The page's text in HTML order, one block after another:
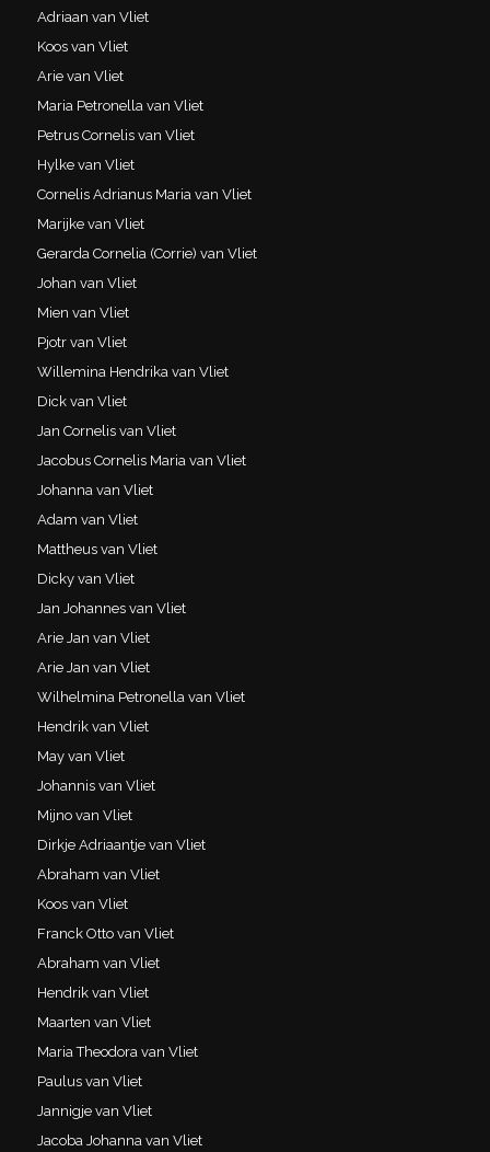
Adriaan van Vliet
Koos van Vliet
Arie van Vliet
Maria Petronella van Vliet
Petrus Cornelis van Vliet
Hylke van Vliet
Cornelis Adrianus Maria van Vliet
Marijke van Vliet
Gerarda Cornelia (Corrie) van Vliet
Johan van Vliet
Mien van Vliet
Pjotr van Vliet
Willemina Hendrika van Vliet
Dick van Vliet
Jan Cornelis van Vliet
Jacobus Cornelis Maria van Vliet
Johanna van Vliet
Adam van Vliet
Mattheus van Vliet
Dicky van Vliet
Jan Johannes van Vliet
Arie Jan van Vliet
Arie Jan van Vliet
Wilhelmina Petronella van Vliet
Hendrik van Vliet
May van Vliet
Johannis van Vliet
Mijno van Vliet
Dirkje Adriaantje van Vliet
Abraham van Vliet
Koos van Vliet
Franck Otto van Vliet
Abraham van Vliet
Hendrik van Vliet
Maarten van Vliet
Maria Theodora van Vliet
Paulus van Vliet
Jannigje van Vliet
Jacoba Johanna van Vliet